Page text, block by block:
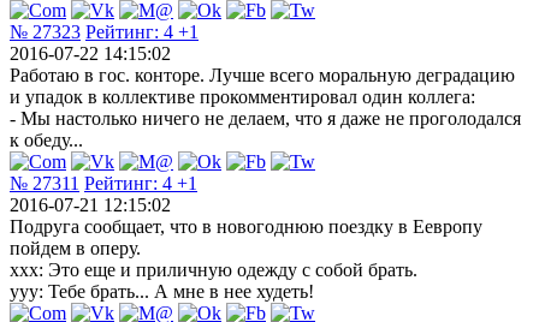
№ 27323 Рейтинг: 4 +1
2016-07-22 14:15:02
Работаю в гос. конторе. Лучше всего моральную деградацию
и упадок в коллективе прокомментировал один коллега:
- Мы настолько ничего не делаем, что я даже не проголодался
к обеду...
№ 27311 Рейтинг: 4 +1
2016-07-21 12:15:02
Подруга сообщает, что в новогоднюю поездку в Еевропу
пойдем в оперу.
ххх: Это еще и приличную одежду с собой брать.
ууу: Тебе брать... А мне в нее худеть!